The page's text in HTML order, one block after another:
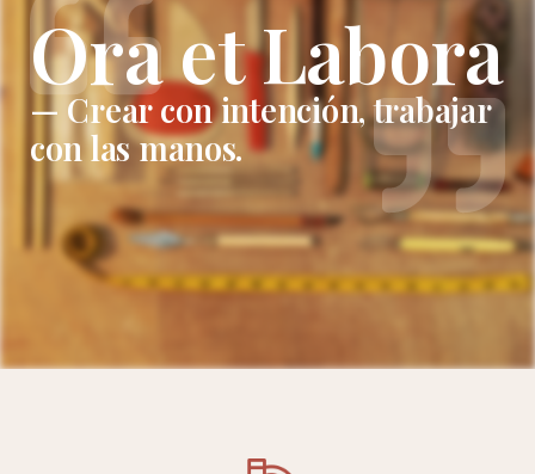
Ora et Labora
— Crear con intención, trabajar
con las manos.